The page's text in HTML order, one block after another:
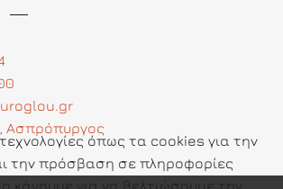
Ασπρόπυργος
όπως τα cookies για την
την πρόσβαση σε πληροφορίες
κάνουμε για να βελτιώσουμε την